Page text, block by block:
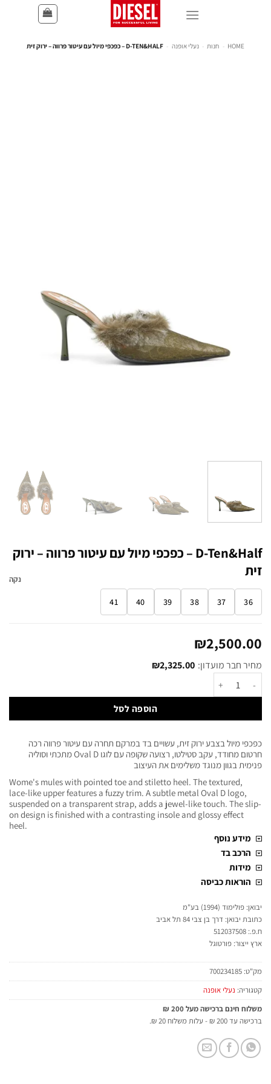
HOME
- חנות - נעלי אופנה - D-TEN&HALF – כפכפי מיול עם עיטור פרווה – ירוק זית
D-Ten&Half – כפכפי מיול עם עיטור פרווה – ירוק
זית
36
37
38
39
40
41
נקה
₪2,500.00
מחיר חבר מועדון: ₪2,325.00
הוספה לסל
כפכפי מיול בצבע ירוק זית, עשויים בד במרקם תחרה עם עיטור פרווה רכה
חרטום מחודד, עקב סטילטו, רצועה שקופה עם לוגו Oval D מתכתי וסוליה
פנימית בגוון מנוגד משלימים את העיצוב
Wome's mules with pointed toe and stiletto heel. The textured,
lace-like upper features a fuzzy trim. A subtle metal Oval D logo,
suspended on a transparent strap, adds a jewel-like touch. The slip-
on design is finished with a contrasting insole and glossy effect
heel.
מידע נוסף
הרכב בד
מידות
הוראות כביסה
יבואן: פולימוד (1994) בע"מ
כתובת יבואן: דרך בן צבי 84 תל אביב
ח.פ.: 512037508
ארץ ייצור: פורטוגל
מק"ט: 700234185
קטגוריה: נעלי אופנה
משלוח חינם ברכישה מעל 200 ₪
ברכישה עד 200 ₪ - עלות משלוח 20 ₪.